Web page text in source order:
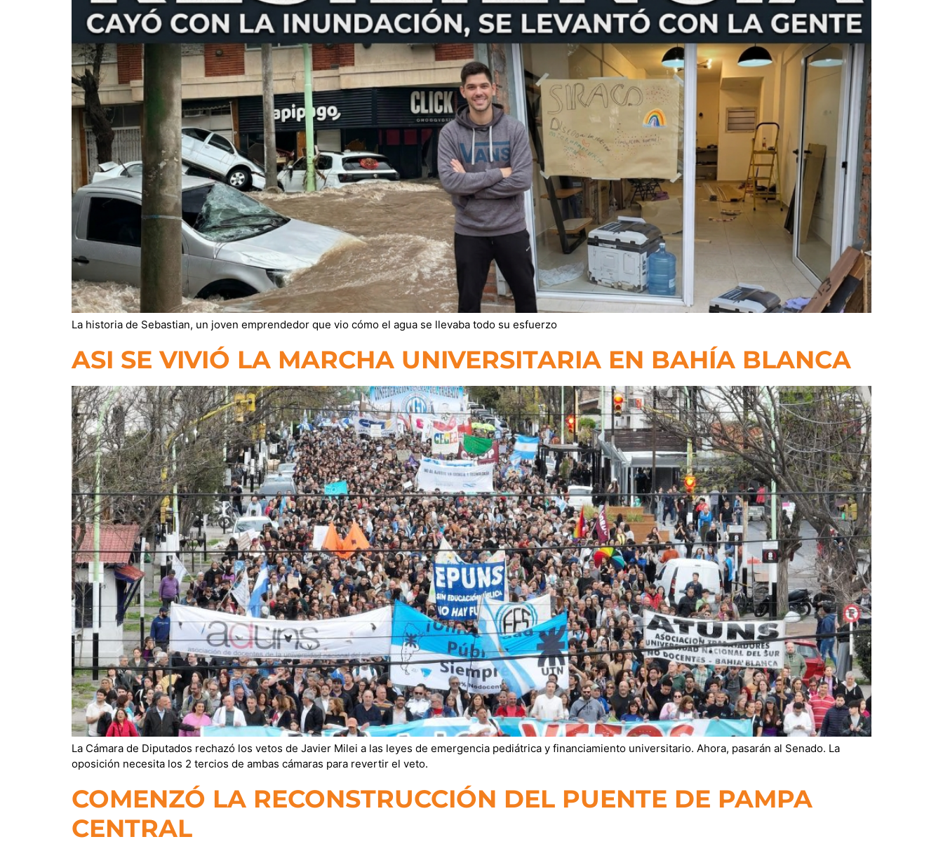
La historia de Sebastian, un joven emprendedor que vio cómo el agua se llevaba todo su esfuerzo
ASI SE VIVIÓ LA MARCHA UNIVERSITARIA EN BAHÍA BLANCA
La Cámara de Diputados rechazó los vetos de Javier Milei a las leyes de emergencia pediátrica y financiamiento universitario. Ahora, pasarán al Senado. La
oposición necesita los 2 tercios de ambas cámaras para revertir el veto.
COMENZÓ LA RECONSTRUCCIÓN DEL PUENTE DE PAMPA
CENTRAL